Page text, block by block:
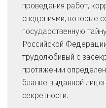
проведения работ,
сведениями, которые
государственную
Российской
трудолюбивый с
протяжении
бланке выданной
секретности.